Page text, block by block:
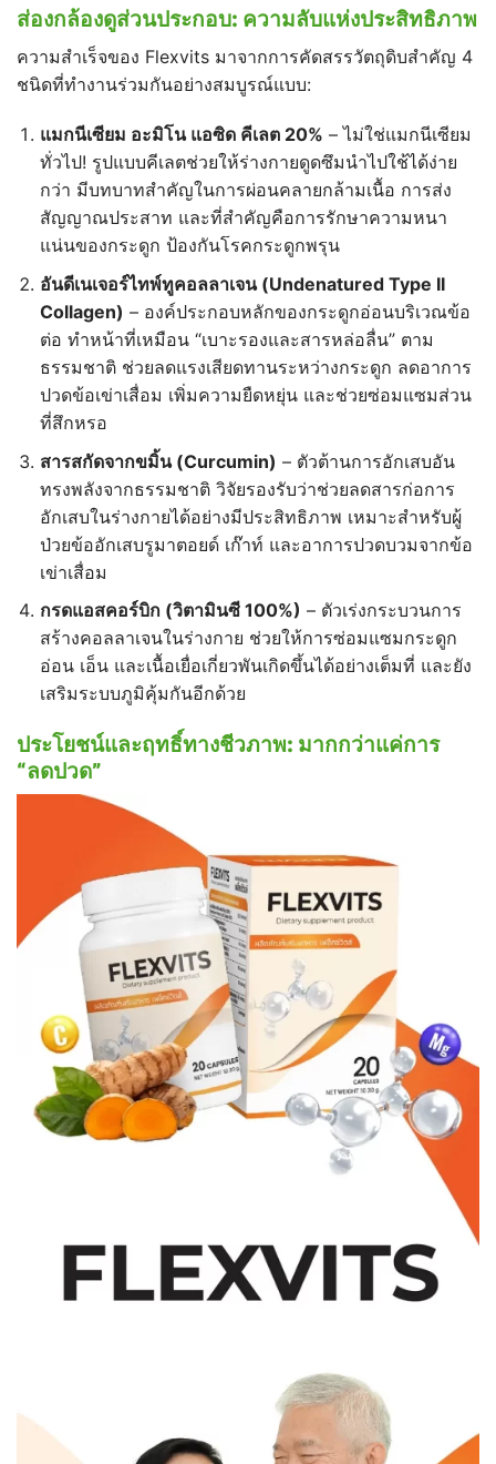
ส่องกล้องดูส่วนประกอบ: ความลับแห่งประสิทธิภาพ
ความสำเร็จของ Flexvits มาจากการคัดสรรวัตถุดิบสำคัญ 4
ชนิดที่ทำงานร่วมกันอย่างสมบูรณ์แบบ:
แมกนีเซียม อะมิโน แอซิด คีเลต 20% – ไม่ใช่แมกนีเซียม
ทั่วไป! รูปแบบคีเลตช่วยให้ร่างกายดูดซึมนำไปใช้ได้ง่าย
กว่า มีบทบาทสำคัญในการผ่อนคลายกล้ามเนื้อ การส่ง
สัญญาณประสาท และที่สำคัญคือการรักษาความหนา
แน่นของกระดูก ป้องกันโรคกระดูกพรุน
อันดีเนเจอร์ไทพ์ทูคอลลาเจน (Undenatured Type II
Collagen) – องค์ประกอบหลักของกระดูกอ่อนบริเวณข้อ
ต่อ ทำหน้าที่เหมือน “เบาะรองและสารหล่อลื่น” ตาม
ธรรมชาติ ช่วยลดแรงเสียดทานระหว่างกระดูก ลดอาการ
ปวดข้อเข่าเสื่อม เพิ่มความยืดหยุ่น และช่วยซ่อมแซมส่วน
ที่สึกหรอ
สารสกัดจากขมิ้น (Curcumin) – ตัวต้านการอักเสบอัน
ทรงพลังจากธรรมชาติ วิจัยรองรับว่าช่วยลดสารก่อการ
อักเสบในร่างกายได้อย่างมีประสิทธิภาพ เหมาะสำหรับผู้
ป่วยข้ออักเสบรูมาตอยด์ เก๊าท์ และอาการปวดบวมจากข้อ
เข่าเสื่อม
กรดแอสคอร์บิก (วิตามินซี 100%) – ตัวเร่งกระบวนการ
สร้างคอลลาเจนในร่างกาย ช่วยให้การซ่อมแซมกระดูก
อ่อน เอ็น และเนื้อเยื่อเกี่ยวพันเกิดขึ้นได้อย่างเต็มที่ และยัง
เสริมระบบภูมิคุ้มกันอีกด้วย
ประโยชน์และฤทธิ์ทางชีวภาพ: มากกว่าแค่การ
“ลดปวด”